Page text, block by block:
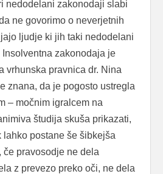
nedodelani zakonodaji slabi
ne govorimo o neverjetnih
ljudje ki jih taki nedodelani
zakonodaja je
vrhunska pravnica dr. Nina
znana, da je pogosto ustregla
– močnim igralcem na
študija skuša prikazati,
lahko postane še šibkejša
če pravosodje ne dela
z prevezo preko oči, ne dela